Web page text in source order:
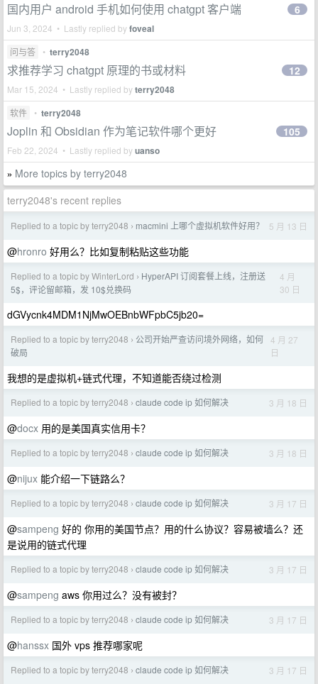
国内用户 android 手机如何使用 chatgpt 客户端
Jun 3, 2024 • Lastly replied byfoveal
6
问与答 • terry2048
求推荐学习 chatgpt 原理的书或材料
Mar 15, 2024 • Lastly replied byterry2048
12
软件 • terry2048
Joplin 和 Obsidian 作为笔记软件哪个更好
Feb 22, 2024 • Lastly replied byuanso
105
» More topics by terry2048
terry2048's recent replies
Replied to a topic by terry2048 › macmini 上哪个虚拟机软件好用？ 5 月 13 日
@hronro 好用么？比如复制粘贴这些功能
Replied to a topic by WinterLord › HyperAPI 订阅套餐上线，注册送
5$，评论留邮箱，发 10$兑换码
4 月
30 日
dGVycnk4MDM1NjMwOEBnbWFpbC5jb20=
Replied to a topic by terry2048 › 公司开始严查访问境外网络，如何
破局
4 月 27
日
我想的是虚拟机+链式代理，不知道能否绕过检测
Replied to a topic by terry2048 › claude code ip 如何解决 3 月 18 日
@docx 用的是美国真实信用卡？
Replied to a topic by terry2048 › claude code ip 如何解决 3 月 18 日
@nijux 能介绍一下链路么？
Replied to a topic by terry2048 › claude code ip 如何解决 3 月 17 日
@sampeng 好的 你用的美国节点？用的什么协议？容易被墙么？还
是说用的链式代理
Replied to a topic by terry2048 › claude code ip 如何解决 3 月 17 日
@sampeng aws 你用过么？没有被封？
Replied to a topic by terry2048 › claude code ip 如何解决 3 月 17 日
@hanssx 国外 vps 推荐哪家呢
Replied to a topic by terry2048 › claude code ip 如何解决 3 月 17 日